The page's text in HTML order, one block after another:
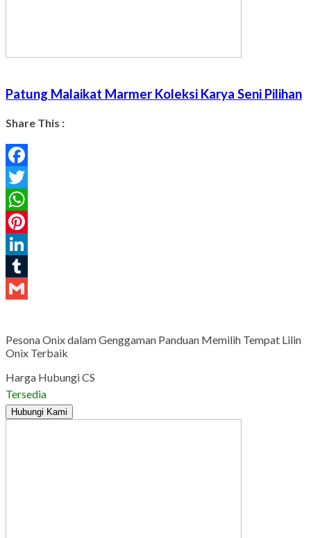
Patung Malaikat Marmer Koleksi Karya Seni Pilihan
Share This :
Facebook
Twitter
WhatsApp
Pinterest
LinkedIn
Tumblr
Pesona Onix dalam Genggaman Panduan Memilih Tempat Lilin
Onix Terbaik
Harga Hubungi CS
Tersedia
Hubungi Kami